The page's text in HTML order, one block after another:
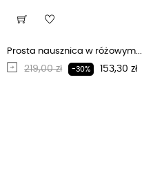
Prosta nausznica w różowym...
Regularna cena
219,00 zł -30% Cena
153,30 zł